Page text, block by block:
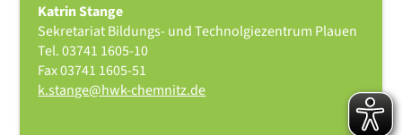
Katrin Stange
Sekretariat Bildungs- und Technolgiezentrum Plauen
Tel.03741 1605-10
Fax03741 1605-51
k.stange@hwk-chemnitz.de